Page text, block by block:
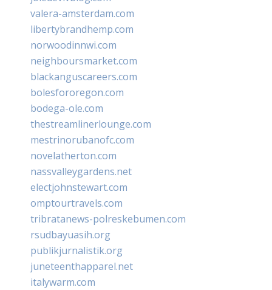
valera-amsterdam.com
libertybrandhemp.com
norwoodinnwi.com
neighboursmarket.com
blackanguscareers.com
bolesfororegon.com
bodega-ole.com
thestreamlinerlounge.com
mestrinorubanofc.com
novelatherton.com
nassvalleygardens.net
electjohnstewart.com
omptourtravels.com
tribratanews-polreskebumen.com
rsudbayuasih.org
publikjurnalistik.org
juneteenthapparel.net
italywarm.com